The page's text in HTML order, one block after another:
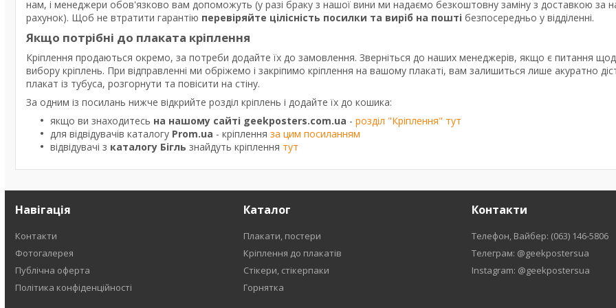
нам, і менеджери обов'язково вам допоможуть (у разі браку з нашої вини ми надаємо безкоштовну заміну з доставкою за
рахунок). Щоб не втратити гарантію перевіряйте цілісність посилки та виріб на пошті безпосередньо у відділенні.
Якщо потрібні до плаката кріплення
Кріплення продаються окремо, за потреби додайте їх до замовлення. Зверніться до наших менеджерів, якщо є питання
вибору кріплень. При відправленні ми обріжемо і закріпимо кріплення на вашому плакаті, вам залишиться лише акуратно
плакат із тубуса, розгорнути та повісити на стіну.
За одним із посилань нижче відкрийте розділ кріплень і додайте їх до кошика:
якщо ви знаходитесь на нашому сайті geekposters.com.ua - розділ "Кріплення" тут
для відвідувачів каталогу Prom.ua - кріплення за цим посиланням
відвідувачі з каталогу Бігль знайдуть кріплення тут
Навігація
Контакти
Фотогалерея
Публічна оферта
Політика конфіденційності
Каталог
Плакати, постери
Кріплення до плакатів
Стікери, стікерпаки
Горнятка
Контакти
Телефон, Вайбер: (063) 146-5806
Телеграм: @geekpostersua
Instagram: @geekpostersua